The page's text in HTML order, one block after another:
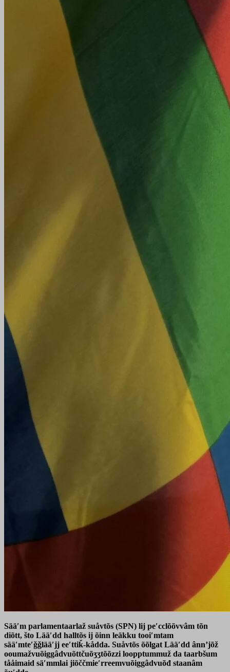
Sääʹm parlamentaarlaž suåvtõs (SPN) lij peʹcclõõvvâm tõn
diõtt, što Lääʹdd halltõs ij õinn leäkku tooiʹmtam
sääʹmteʹǧǧlääʹjj eeʹttiǩ-kådda. Suåvtõs õõlǥat Lääʹdd ânnʼjõž
ooumažvuõiggâdvuõttčuõʒʒtõõzzi loopptummuž da taarbšum
tååimaid säʹmmlai jiõččmieʹrreemvuõiggâdvuõđ staanâm